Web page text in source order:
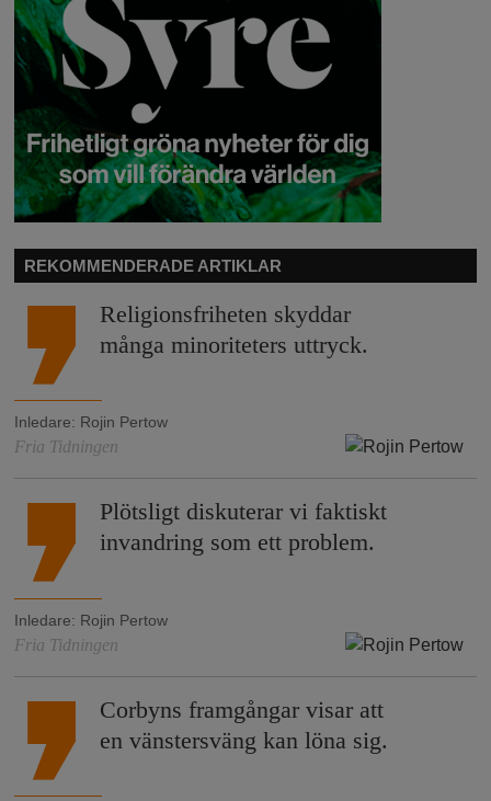
REKOMMENDERADE ARTIKLAR
Religionsfriheten skyddar
många minoriteters uttryck.
Inledare: Rojin Pertow
Fria Tidningen
Plötsligt diskuterar vi faktiskt
invandring som ett problem.
Inledare: Rojin Pertow
Fria Tidningen
Corbyns framgångar visar att
en vänstersväng kan löna sig.